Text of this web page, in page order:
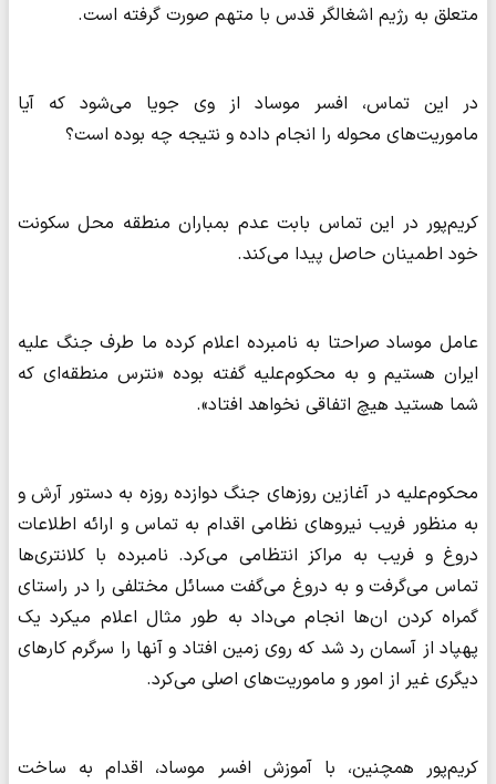
متعلق به رژیم اشغالگر قدس با متهم صورت گرفته است.
در این تماس، افسر موساد از وی جویا می‌شود که آیا
ماموریت‌های محوله را انجام داده و نتیجه چه بوده است؟
کریم‌پور در این تماس بابت عدم بمباران منطقه محل سکونت
خود اطمینان حاصل پیدا می‌کند.
عامل موساد صراحتا به نامبرده اعلام کرده ما طرف جنگ علیه
ایران هستیم و به محکوم‌علیه گفته بوده «نترس منطقه‌ای که
شما هستید هیچ اتفاقی نخواهد افتاد».
محکوم‌علیه در آغازین روزهای جنگ دوازده روزه به دستور آرش و
به منظور فریب نیروهای نظامی اقدام به تماس و ارائه اطلاعات
دروغ و فریب به مراکز انتظامی می‌کرد. نامبرده با کلانتری‌ها
تماس می‌گرفت و به دروغ می‌گفت مسائل مختلفی را در راستای
گمراه کردن ان‌ها انجام می‌داد به طور مثال اعلام میکرد یک
پهپاد از آسمان رد شد که روی زمین افتاد و آنها را سرگرم کارهای
دیگری غیر از امور و ماموریت‌های اصلی می‌کرد.
کریم‌پور همچنین، با آموزش افسر موساد، اقدام به ساخت